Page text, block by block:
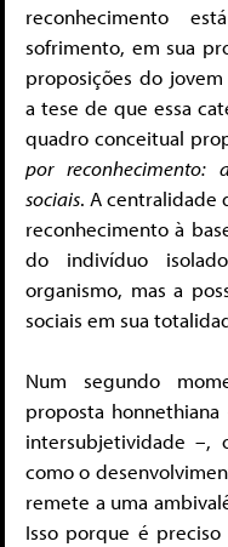
reconhecimento
sofrimento, em sua
proposições do
a tese de que essa
quadro conceitual
por reconhecimento:
sociais. A centralidade
reconhecimento à
do indivíduo
organismo, mas a
sociais em sua
Num segundo
proposta
intersubjetividade –,
como o
remete a uma
Isso porque é